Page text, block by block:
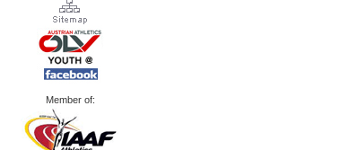
Member of: